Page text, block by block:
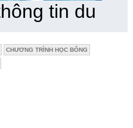
CHƯƠNG TRÌNH HỌC BỔNG